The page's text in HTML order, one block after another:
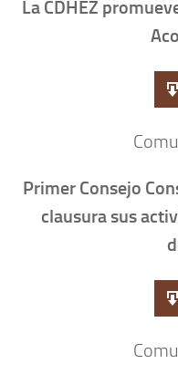
La CDHEZ
Primer Consejo
clausura sus